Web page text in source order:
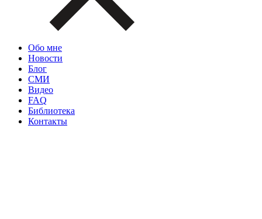
Обо мне
Новости
Блог
СМИ
Видео
FAQ
Библиотека
Контакты